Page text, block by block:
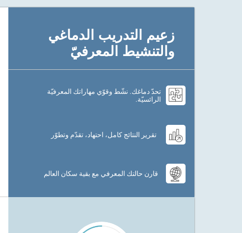
زعيم التدريب الدماغي
والتنشيط المعرفيّ
تحدّ دماغك. نشّط وقوّي مهاراتك المعرفيّة
الرائسيّة.
تقرير النتائج كامل، احتهاد، تقدّم وتطوّر
قارن حالتك المعرفي مع بقية سكان العالم